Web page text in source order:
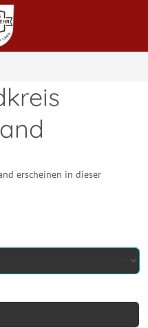
erscheinen in dieser